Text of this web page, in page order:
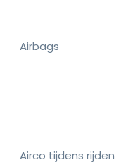
Airbags
Airco tijdens rijden